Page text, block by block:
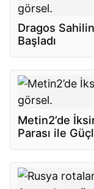
Dragos
Başladı
Metin2’de
Parası ile